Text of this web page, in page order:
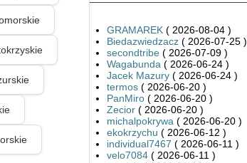
GRAMAREK( 2026-08-04 )
Biedazwiedzacz( 2026-07-25 )
secondtribe( 2026-07-09 )
Wagabunda ( 2026-06-24 )
Jacek Mazury( 2026-06-24 )
termos( 2026-06-20 )
PanMiro( 2026-06-20 )
Zecior( 2026-06-20 )
michalpokrywa ( 2026-06-20 )
ekokrzychu ( 2026-06-12 )
individual7467 ( 2026-06-11 )
velo7084( 2026-06-11 )